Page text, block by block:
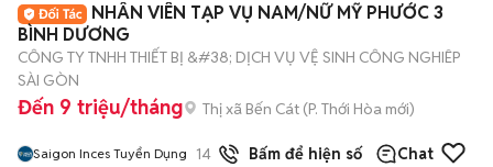
NHÂN VIÊN TẠP VỤ NAM/NỮ MỸ PHƯỚC 3
BÌNH DƯƠNG
CÔNG TY TNHH THIẾT BỊ &#38; DỊCH VỤ VỆ SINH CÔNG NGHIÊP
SÀI GÒN
Đến 9 triệu/tháng Thị xã Bến Cát (P. Thới Hòa mới)
Saigon Inces Tuyển Dụng 14 đã bánBấm để hiện số Chat